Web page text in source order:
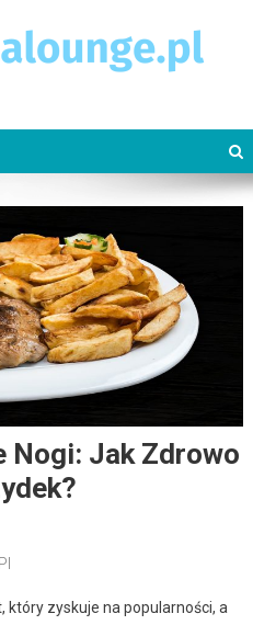
Nogi: Jak Zdrowo
który zyskuje na popularności, a